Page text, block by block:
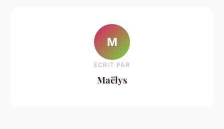
M
ECRIT PAR
Maëlys